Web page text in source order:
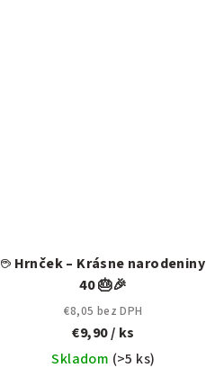
☕ Hrnček – Krásne narodeniny
40 🎂🎉
€8,05 bez DPH
€9,90/ ks
Skladom (>5 ks)